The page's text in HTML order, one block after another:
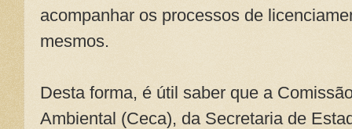
acompanhar os processos de
mesmos.
Desta forma, é útil saber que a
Ambiental (Ceca), da Secretaria de